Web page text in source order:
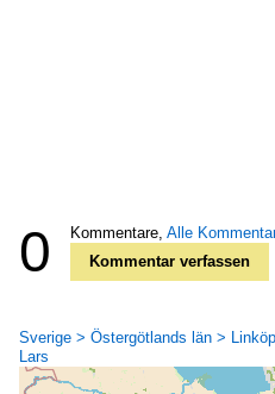
0 Kommentare, Alle
Kommentar verfassen
Sverige > Östergötlands län >
Lars